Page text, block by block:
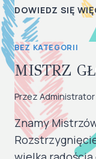
DOWIEDZ SIĘ
BEZ KATEGORII
MISTRZ
Przez Administrator
Znamy